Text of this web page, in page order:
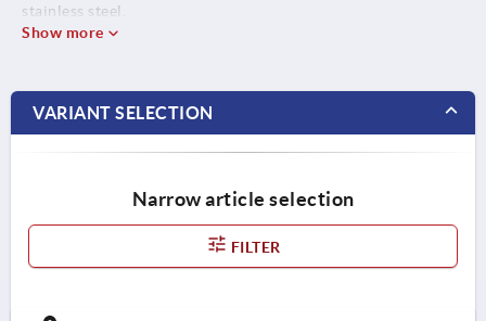
stainless steel.
Show more
VARIANT SELECTION
Narrow article selection
FILTER